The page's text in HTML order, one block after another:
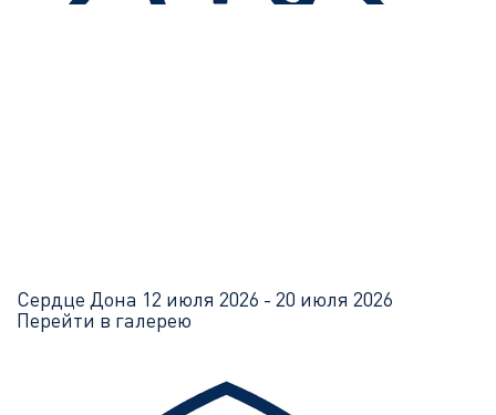
Сердце Дона 12 июля 2026 - 20 июля 2026
Перейти в галерею